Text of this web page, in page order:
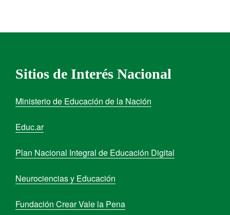
Sitios de Interés Nacional
Ministerio de Educación de la Nación
Educ.ar
Plan Nacional Integral de Educación Digital
Neurociencias y Educación
Fundación Crear Vale la Pena